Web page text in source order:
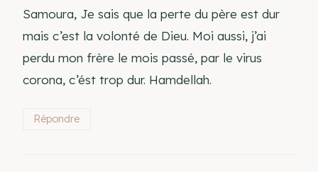
Samoura, Je sais que la perte du père est dur
mais c’est la volonté de Dieu. Moi aussi, j’ai
perdu mon frère le mois passé, par le virus
corona, c’ést trop dur. Hamdellah.
Répondre